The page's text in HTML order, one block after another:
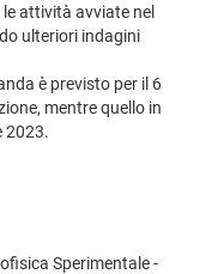
attività avviate nel
ulteriori indagini
è previsto per il 6
mentre quello in
2023.
Sperimentale -